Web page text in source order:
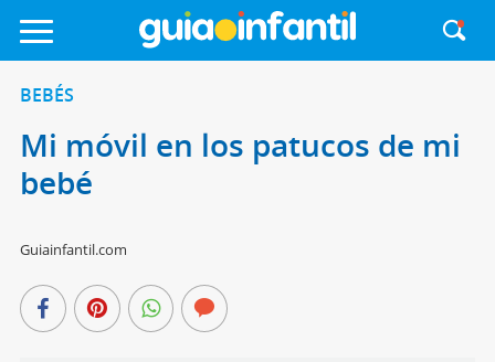
BEBÉS
Mi móvil en los patucos de mi
bebé
Guiainfantil.com